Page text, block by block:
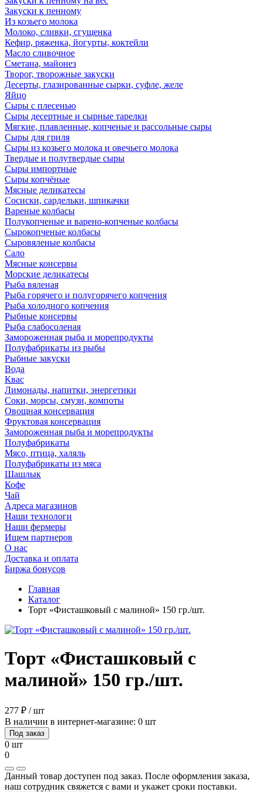
Закуски к пенному
Из козьего молока
Молоко, сливки, сгущенка
Кефир, ряженка, йогурты, коктейли
Масло сливочное
Сметана, майонез
Творог, творожные закуски
Десерты, глазированные сырки, суфле, желе
Яйцо
Сыры с плесенью
Сыры десертные и сырные тарелки
Мягкие, плавленные, копченые и рассольные сыры
Сыры для гриля
Сыры из козьего молока и овечьего молока
Твердые и полутвердые сыры
Сыры импортные
Сыры копчёные
Мясные деликатесы
Сосиски, сардельки, шпикачки
Вареные колбасы
Полукопченые и варено-копченые колбасы
Сырокопченые колбасы
Сыровяленые колбасы
Сало
Мясные консервы
Морские деликатесы
Рыба вяленая
Рыба горячего и полугорячего копчения
Рыба холодного копчения
Рыбные консервы
Рыба слабосоленая
Замороженная рыба и морепродукты
Полуфабрикаты из рыбы
Рыбные закуски
Вода
Квас
Лимонады, напитки, энергетики
Соки, морсы, смузи, компоты
Овощная консервация
Фруктовая консервация
Замороженная рыба и морепродукты
Полуфабрикаты
Мясо, птица, халяль
Полуфабрикаты из мяса
Шашлык
Кофе
Чай
Адреса магазинов
Наши технологи
Наши фермеры
Ищем партнеров
О нас
Доставка и оплата
Биржа бонусов
Главная
Каталог
Торт «Фисташковый с малиной» 150 гр./шт.
Торт «Фисташковый с
малиной» 150 гр./шт.
277 ₽ / шт
В наличии в интернет-магазине: 0 шт
Под заказ
0 шт
0
Данный товар доступен под заказ. После оформления заказа,
наш сотрудник свяжется с вами и укажет сроки поставки.